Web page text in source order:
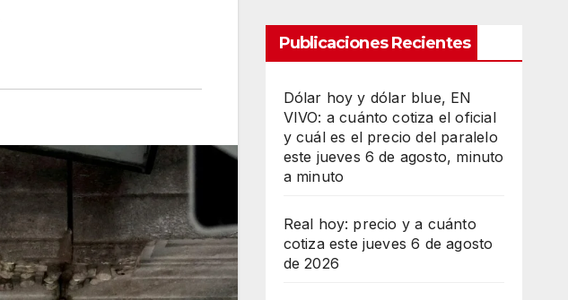
Publicaciones Recientes
Dólar hoy y dólar blue, EN
VIVO: a cuánto cotiza el oficial
y cuál es el precio del paralelo
este jueves 6 de agosto, minuto
a minuto
Real hoy: precio y a cuánto
cotiza este jueves 6 de agosto
de 2026